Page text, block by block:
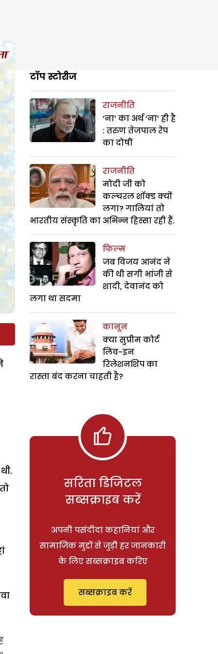
टॉप स्टोरीज
राजनीति
‘ना’ का अर्थ ‘ना’ ही है
: तरुण तेजपाल रेप
का दोषी
राजनीति
मोदी जी को
कल्चरल शॉक्ड क्यों
लगा? गालियां तो
भारतीय संस्कृति का अभिन्न हिस्सा रही हैं.
फिल्म
जब विजय आनंद ने
की थी सगी भांजी से
शादी, देवानंद को
लगा था सदमा
कानून
क्या सुप्रीम कोर्ट
लिव-इन
रिलेशनशिप का
रास्ता बंद करना चाहती है?
सरिता डिजिटल
सब्सक्राइब करें
अपनी पसंदीदा कहानियां और
सामाजिक मुद्दों से जुड़ी हर जानकारी
के लिए सब्सक्राइब करिए
सब्सक्राइब करें